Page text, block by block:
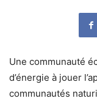
Une communauté
d’énergie à jouer
communautés